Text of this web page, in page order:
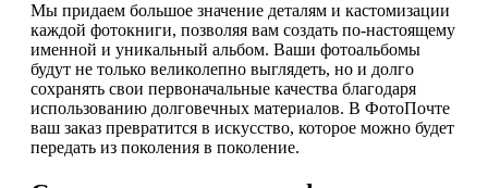
Мы придаем большое значение деталям и кастомизации
каждой фотокниги, позволяя вам создать по-настоящему
именной и уникальный альбом. Ваши фотоальбомы
будут не только великолепно выглядеть, но и долго
сохранять свои первоначальные качества благодаря
использованию долговечных материалов. В ФотоПочте
ваш заказ превратится в искусство, которое можно будет
передать из поколения в поколение.